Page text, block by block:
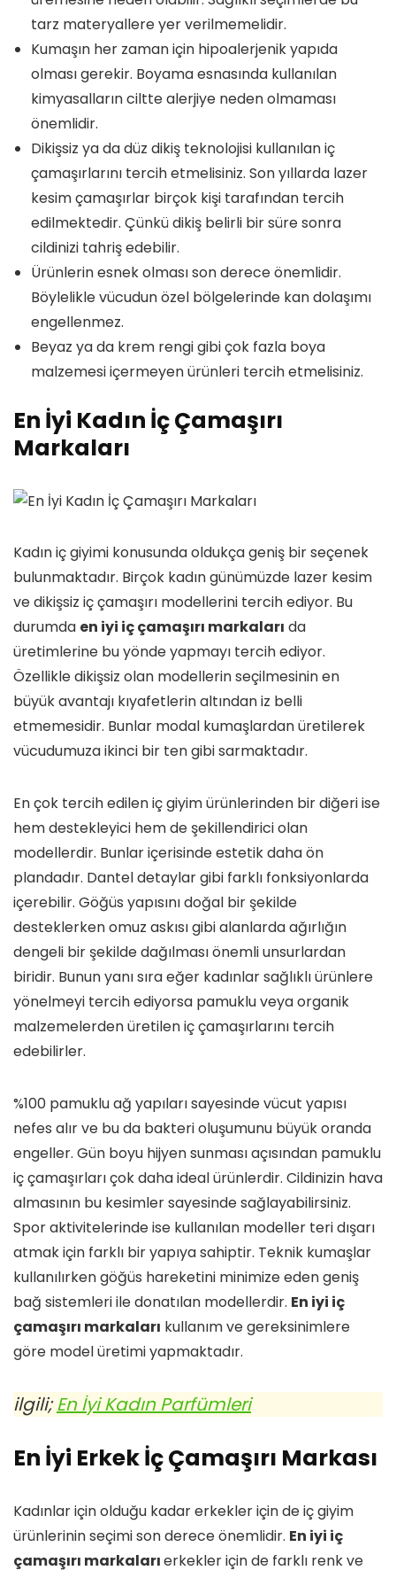
tarz materyallere yer verilmemelidir.
Kumaşın her zaman için hipoalerjenik yapıda
olması gerekir. Boyama esnasında kullanılan
kimyasalların ciltte alerjiye neden olmaması
önemlidir.
Dikişsiz ya da düz dikiş teknolojisi kullanılan iç
çamaşırlarını tercih etmelisiniz. Son yıllarda lazer
kesim çamaşırlar birçok kişi tarafından tercih
edilmektedir. Çünkü dikiş belirli bir süre sonra
cildinizi tahriş edebilir.
Ürünlerin esnek olması son derece önemlidir.
Böylelikle vücudun özel bölgelerinde kan dolaşımı
engellenmez.
Beyaz ya da krem rengi gibi çok fazla boya
malzemesi içermeyen ürünleri tercih etmelisiniz.
En İyi Kadın İç Çamaşırı
Markaları
Kadın iç giyimi konusunda oldukça geniş bir seçenek
bulunmaktadır. Birçok kadın günümüzde lazer kesim
ve dikişsiz iç çamaşırı modellerini tercih ediyor. Bu
durumda en iyi iç çamaşırı markaları da
üretimlerine bu yönde yapmayı tercih ediyor.
Özellikle dikişsiz olan modellerin seçilmesinin en
büyük avantajı kıyafetlerin altından iz belli
etmemesidir. Bunlar modal kumaşlardan üretilerek
vücudumuza ikinci bir ten gibi sarmaktadır.
En çok tercih edilen iç giyim ürünlerinden bir diğeri ise
hem destekleyici hem de şekillendirici olan
modellerdir. Bunlar içerisinde estetik daha ön
plandadır. Dantel detaylar gibi farklı fonksiyonlarda
içerebilir. Göğüs yapısını doğal bir şekilde
desteklerken omuz askısı gibi alanlarda ağırlığın
dengeli bir şekilde dağılması önemli unsurlardan
biridir. Bunun yanı sıra eğer kadınlar sağlıklı ürünlere
yönelmeyi tercih ediyorsa pamuklu veya organik
malzemelerden üretilen iç çamaşırlarını tercih
edebilirler.
%100 pamuklu ağ yapıları sayesinde vücut yapısı
nefes alır ve bu da bakteri oluşumunu büyük oranda
engeller. Gün boyu hijyen sunması açısından pamuklu
iç çamaşırları çok daha ideal ürünlerdir. Cildinizin hava
almasının bu kesimler sayesinde sağlayabilirsiniz.
Spor aktivitelerinde ise kullanılan modeller teri dışarı
atmak için farklı bir yapıya sahiptir. Teknik kumaşlar
kullanılırken göğüs hareketini minimize eden geniş
bağ sistemleri ile donatılan modellerdir. En iyi iç
çamaşırı markaları kullanım ve gereksinimlere
göre model üretimi yapmaktadır.
ilgili;En İyi Kadın Parfümleri
En İyi Erkek İç Çamaşırı Markası
Kadınlar için olduğu kadar erkekler için de iç giyim
ürünlerinin seçimi son derece önemlidir. En iyi iç
çamaşırı markalarıerkekler için de farklı renk ve